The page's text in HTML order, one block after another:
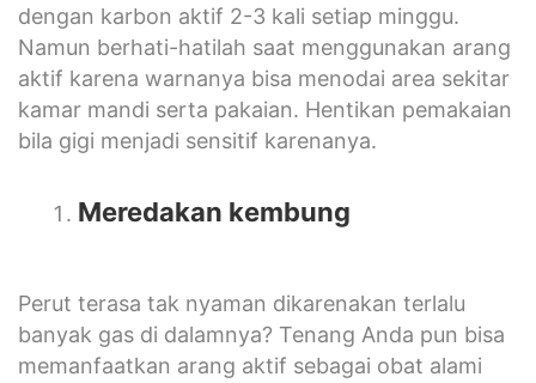
dengan karbon aktif 2-3 kali setiap minggu.
Namun berhati-hatilah saat menggunakan arang
aktif karena warnanya bisa menodai area sekitar
kamar mandi serta pakaian. Hentikan pemakaian
bila gigi menjadi sensitif karenanya.
Meredakan kembung
Perut terasa tak nyaman dikarenakan terlalu
banyak gas di dalamnya? Tenang Anda pun bisa
memanfaatkan arang aktif sebagai obat alami